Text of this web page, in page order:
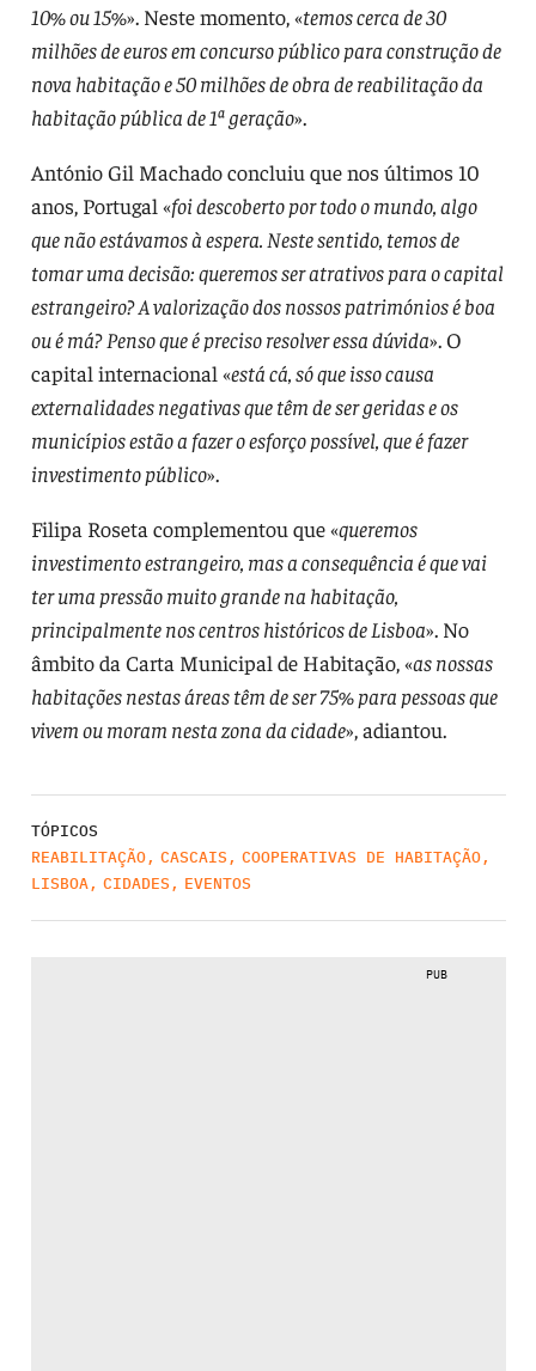
10% ou 15%». Neste momento, «temos cerca de 30
milhões de euros em concurso público para construção de
nova habitação e 50 milhões de obra de reabilitação da
habitação pública de 1ª geração».
António Gil Machado concluiu que nos últimos 10
anos, Portugal «foi descoberto por todo o mundo, algo
que não estávamos à espera. Neste sentido, temos de
tomar uma decisão: queremos ser atrativos para o capital
estrangeiro? A valorização dos nossos patrimónios é boa
ou é má? Penso que é preciso resolver essa dúvida». O
capital internacional «está cá, só que isso causa
externalidades negativas que têm de ser geridas e os
municípios estão a fazer o esforço possível, que é fazer
investimento público».
Filipa Roseta complementou que «queremos
investimento estrangeiro, mas a consequência é que vai
ter uma pressão muito grande na habitação,
principalmente nos centros históricos de Lisboa». No
âmbito da Carta Municipal de Habitação, «as nossas
habitações nestas áreas têm de ser 75% para pessoas que
vivem ou moram nesta zona da cidade», adiantou.
TÓPICOS
REABILITAÇÃO, CASCAIS , COOPERATIVAS DE HABITAÇÃO,
LISBOA, CIDADES , EVENTOS
PUB